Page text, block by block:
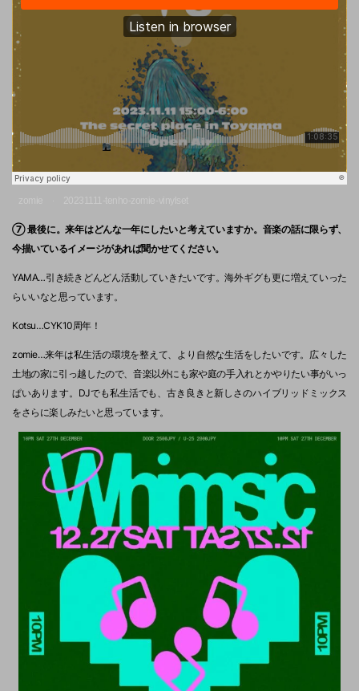
⑦ 最後に。来年はどんな一年にしたいと考えていますか。音楽の話に限らず、
今描いているイメージがあれば聞かせてください。
YAMA…引き続きどんどん活動していきたいです。海外ギグも更に増えていった
らいいなと思っています。
Kotsu…CYK10周年！
zomie…来年は私生活の環境を整えて、より自然な生活をしたいです。広々した
土地の家に引っ越したので、音楽以外にも家や庭の手入れとかやりたい事がいっ
ぱいあります。DJでも私生活でも、古き良きと新しさのハイブリッドミックス
をさらに楽しみたいと思っています。